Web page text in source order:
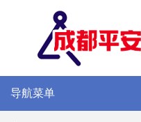
导航菜单